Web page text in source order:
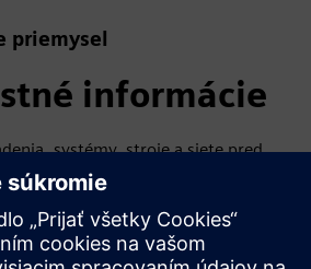
priemysel
informácie
systémy, stroje a siete pred
je potrebné implementovať — a
bezpečnosti. Produkty a riešenia
len jeden prvok takejto